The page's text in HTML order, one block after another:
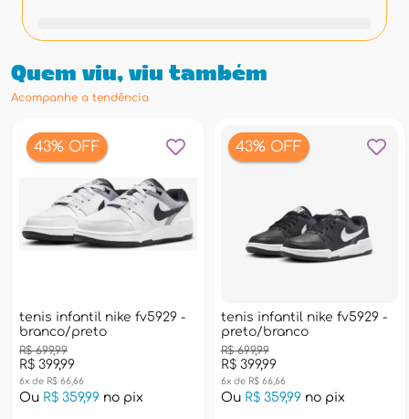
Quem viu, viu também
Acompanhe a tendência
43% OFF
tenis infantil nike fv5929 -
branco/preto
R$ 399,99
R$ 699,99
6x de R$ 66,66
Ou R$ 359,99 no pix
43% OFF
tenis infantil nike fv5929 -
preto/branco
R$ 399,99
R$ 699,99
6x de R$ 66,66
Ou R$ 359,99no pix